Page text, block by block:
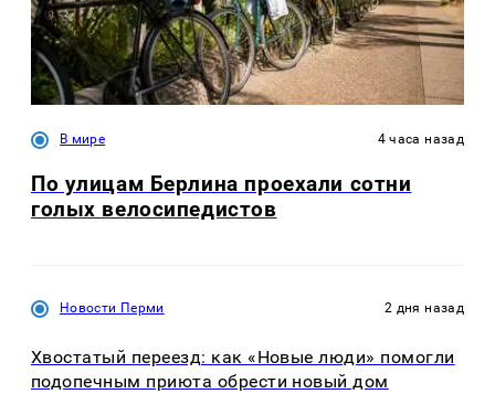
В мире 4 часа назад
По улицам Берлина проехали сотни
голых велосипедистов
Новости Перми 2 дня назад
Хвостатый переезд: как «Новые люди» помогли
подопечным приюта обрести новый дом